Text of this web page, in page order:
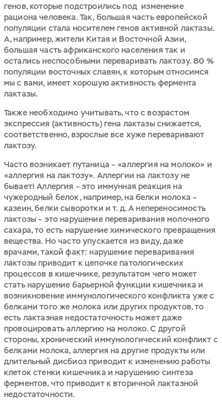
генов, которые подстроились под изменение
рациона человека. Так, большая часть европейской
популяции стала носителем генов активной лактазы.
А, например, жители Китая и Восточной Азии,
большая часть африканского населения так и
остались неспособными переваривать лактозу. 80 %
популяции восточных славян, к которым относимся
мы с вами, имеет хорошую активность фермента
лактазы.
Также необходимо учитывать, что с возрастом
экспрессия (активность) гена лактазы снижается,
соответственно, взрослые все хуже переваривают
лактозу.
Часто возникает путаница – «аллергия на молоко» и
«аллергия на лактозу». Аллергии на лактозу не
бывает! Аллергия – это иммунная реакция на
чужеродный белок, например, на белки молока –
казеин, белки сыворотки и т. д. А непереносимость
лактозы – это нарушение переваривания молочного
сахара, то есть нарушение химического превращения
вещества. Но часто упускается из виду, даже
врачами, такой факт: нарушение переваривания
лактозы приводит к цепочке патологических
процессов в кишечнике, результатом чего может
стать нарушение барьерной функции кишечника и
возникновение иммунологического конфликта уже с
белками того же молока или других продуктов, то
есть лактазная недостаточность может даже
провоцировать аллергию на молоко. С другой
стороны, хронический иммунологический конфликт с
белками молока, аллергия на другие продукты или
длительный дисбиоз приводит к изменению работы
клеток стенки кишечника и нарушению синтеза
ферментов, что приводит к вторичной лактазной
недостаточности.